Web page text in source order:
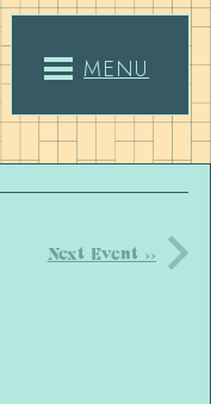
MENU
Next Event >>